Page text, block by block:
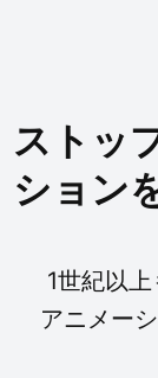
ストッ
ション
1世紀以
アニメー